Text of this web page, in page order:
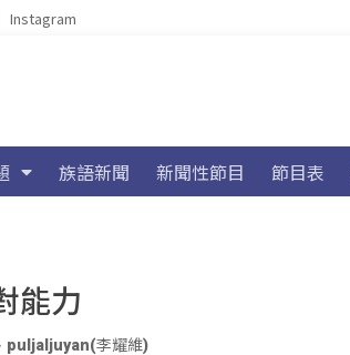
Instagram
族語新聞 新聞性節目 節目表
能力
puljaljuyan(李耀維)